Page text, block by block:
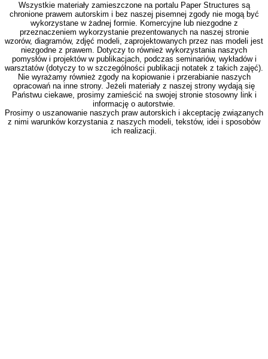
Wszystkie materiały zamieszczone na portalu Paper Structures są
chronione prawem autorskim i bez naszej pisemnej zgody nie mogą być
wykorzystane w żadnej formie. Komercyjne lub niezgodne z
przeznaczeniem wykorzystanie prezentowanych na naszej stronie
wzorów, diagramów, zdjęć modeli, zaprojektowanych przez nas modeli jest
niezgodne z prawem. Dotyczy to również wykorzystania naszych
pomysłów i projektów w publikacjach, podczas seminariów, wykładów i
warsztatów (dotyczy to w szczególności publikacji notatek z takich zajęć).
Nie wyrażamy również zgody na kopiowanie i przerabianie naszych
opracowań na inne strony. Jeżeli materiały z naszej strony wydają się
Państwu ciekawe, prosimy zamieścić na swojej stronie stosowny link i
informację o autorstwie.
Prosimy o uszanowanie naszych praw autorskich i akceptację związanych
z nimi warunków korzystania z naszych modeli, tekstów, idei i sposobów
ich realizacji.